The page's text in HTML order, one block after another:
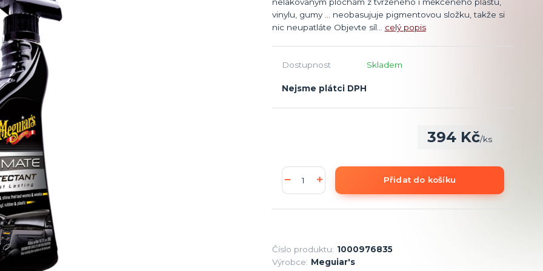
vinylu, gumy … neobasujuje pigmentovou složku, takže si
nic neupatláte Objevte síl... celý popis
Dostupnost Skladem
Nejsme plátci DPH
394 Kč/ks
Přidat do košíku
Číslo produktu: 1000976835
Výrobce: Meguiar's